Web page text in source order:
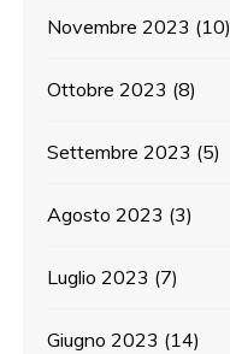
Novembre 2023 (10)
Ottobre 2023 (8)
Settembre 2023 (5)
Agosto 2023 (3)
Luglio 2023 (7)
Giugno 2023 (14)